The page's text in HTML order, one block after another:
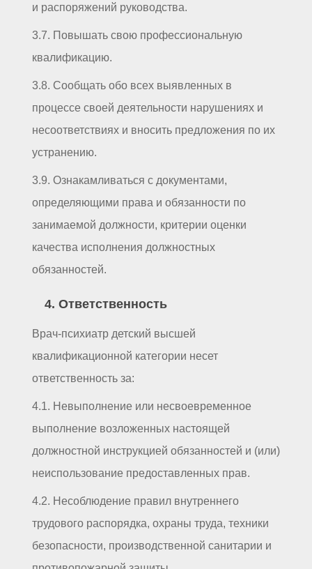
и распоряжений руководства.
3.7. Повышать свою профессиональную
квалификацию.
3.8. Сообщать обо всех выявленных в
процессе своей деятельности нарушениях и
несоответствиях и вносить предложения по их
устранению.
3.9. Ознакамливаться с документами,
определяющими права и обязанности по
занимаемой должности, критерии оценки
качества исполнения должностных
обязанностей.
4. Ответственность
Врач-психиатр детский высшей
квалификационной категории несет
ответственность за:
4.1. Невыполнение или несвоевременное
выполнение возложенных настоящей
должностной инструкцией обязанностей и (или)
неиспользование предоставленных прав.
4.2. Несоблюдение правил внутреннего
трудового распорядка, охраны труда, техники
безопасности, производственной санитарии и